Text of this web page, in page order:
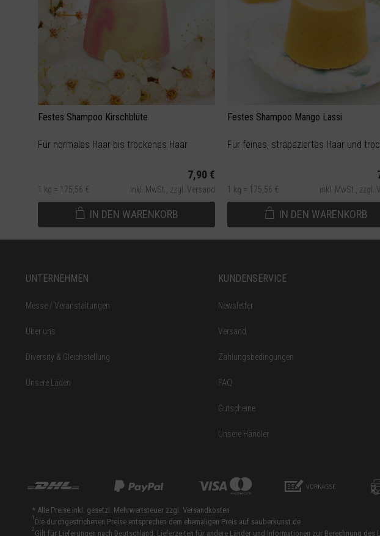
Festes Shampoo Kirschblüte
Für normales Haar bis trockenes Haar
7,90 €
1 kg = 175,56 € inkl. MwSt., zzgl. Versand
IN DEN WARENKORB
Festes Shampoo Mango Lassi
Für feines, strapaziertes Haar und
1 kg = 175,56 € inkl. MwSt., zzgl.
IN DEN WARENKORB
UNTERNEHMEN
Messe / Veranstaltungen
Über uns
Diversity & Gleichstellung
Unsere Läden
KUNDENSERVICE
Newsletter
Versand
Zahlungsbedingungen
FAQ
Gutscheine
Unsere Händler
* Alle Preise inkl. gesetzl. Mehrwertsteuer zzgl. Versandkosten
Die durchgestrichenen Preise entsprechen dem ehemaligen Preis auf sauberkunst.de
2Gilt für Lieferungen nach Deutschland. Lieferzeiten für andere Länder und Informationen zur Berechnung des